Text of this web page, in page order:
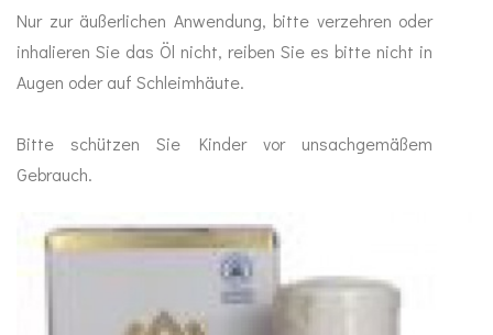
Nur zur äußerlichen Anwendung, bitte verzehren oder
inhalieren Sie das Öl nicht, reiben Sie es bitte nicht in
Augen oder auf Schleimhäute.
Bitte schützen Sie Kinder vor unsachgemäßem
Gebrauch.